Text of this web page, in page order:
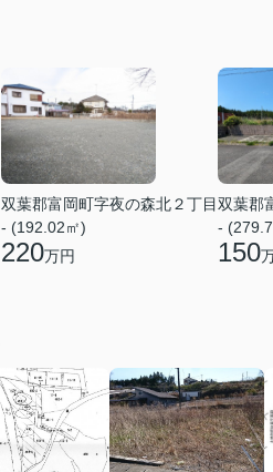
双葉郡富岡町字夜の森北２丁目
- (192.02㎡)
220万円
双葉郡
-
150